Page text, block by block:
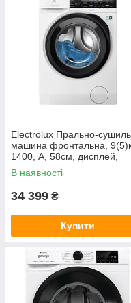
Electrolux Прально-
машина фронтальна,
1400, А, 58см, дисплей,
пара, інвертор, білий
В наявності
34 399 ₴
Купити